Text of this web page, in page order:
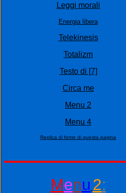
Leggi morali
Energia libera
Telekinesis
Totalizm
Testo di [7]
Circa me
Menu 2
Menu 4
Replica di fonte di questa pagina
Menu2: